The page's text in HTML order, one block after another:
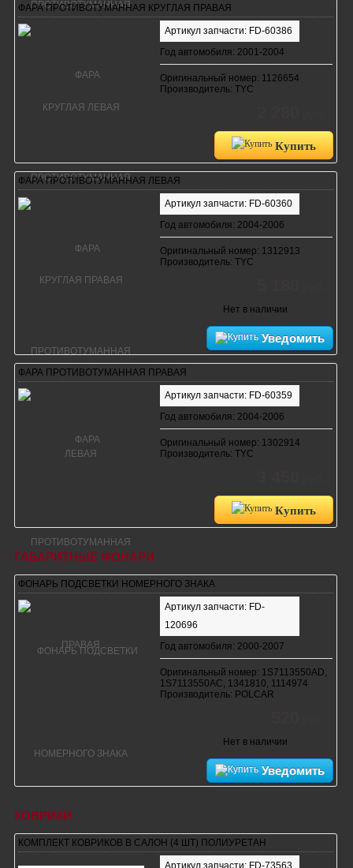
ФАРА ПРОТИВОТУМАННАЯ КРУГЛАЯ ПРАВАЯ
Артикул запчасти: FD-60386
Год автомобиля: 2001-2004
Оригинальный номер: 1126654
Производитель: TYC
Купить
ФАРА ПРОТИВОТУМАННАЯ ЛЕВАЯ
Артикул запчасти: FD-60360
Год автомобиля: 2004-2006
Оригинальный номер: 1312913
Производитель: TYC
Нет в наличии
Уведомить
ФАРА ПРОТИВОТУМАННАЯ ПРАВАЯ
Артикул запчасти: FD-60359
Год автомобиля: 2004-2006
Оригинальный номер: 1302914
Производитель: TYC
Купить
ГАБАРИТНЫЕ ФОНАРИ
ФОНАРЬ ПОДСВЕТКИ НОМЕРНОГО ЗНАКА
Артикул запчасти: FD-
120696
Год автомобиля: 2000-2007
Оригинальный номер: 1S7113550AD,
1S7113550AC, 1341810, 1114974
Производитель: POLCAR
Нет в наличии
Уведомить
КОВРИКИ
КОМПЛЕКТ КОВРИКОВ В САЛОН (4 ШТ) ПОЛИУРЕТАН
Артикул запчасти: FD-73563